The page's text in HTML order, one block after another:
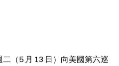
（5 月 13 日）向美國第六巡